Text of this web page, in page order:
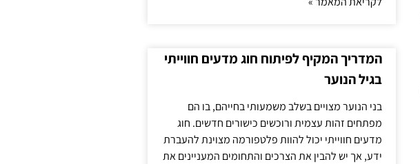
המדריך המקיף לפיתוח חוג מדעים חווייתי
בגיל הנוער
בני הנוער מצויים בשלב משמעותי בחייהם, בו הם
מפתחים זהות עצמית ורוכשים כישורים חדשים. חוג
מדעים חווייתי יכול להוות פלטפורמה מצוינת להעברת
ידע, אך יש להבין את הצרכים והתחומים המעניינים את